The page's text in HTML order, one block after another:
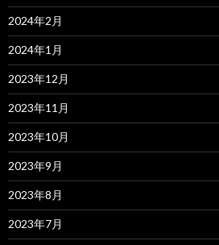
2024年2月
2024年1月
2023年12月
2023年11月
2023年10月
2023年9月
2023年8月
2023年7月